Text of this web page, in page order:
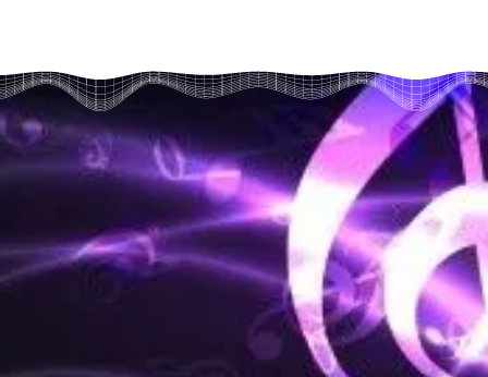
अग्नि में तप के सोना,
है और भी निखरता,
दुर्गम को पार करके,
हिमालय कोई चढ़ा है|
लाएगी रंग मेहनत,
आख़िर तुम्हारी इक दिन,
होगा विशाल तरुवार,
ये बीज जो पड़ा है|
ये मत कहो खुदा से,
मेरी मुश्किलें बड़ी है,